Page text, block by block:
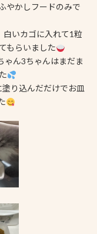
やかしフードのみで
白いカゴに入れて1粒
もらいました
ゃん3ちゃんはまだま
り込んだだけでお皿